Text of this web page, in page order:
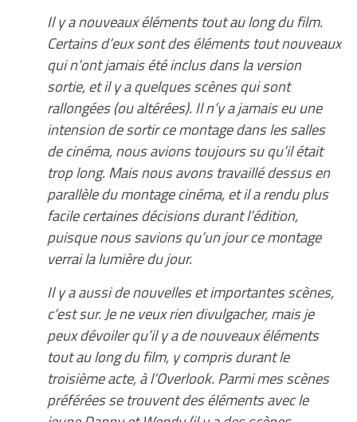
Il y a nouveaux éléments tout au long du film.
Certains d’eux sont des éléments tout nouveaux
qui n’ont jamais été inclus dans la version
sortie, et il y a quelques scènes qui sont
rallongées (ou altérées). Il n’y a jamais eu une
intension de sortir ce montage dans les salles
de cinéma, nous avions toujours su qu’il était
trop long. Mais nous avons travaillé dessus en
parallèle du montage cinéma, et il a rendu plus
facile certaines décisions durant l’édition,
puisque nous savions qu’un jour ce montage
verrai la lumière du jour.
Il y a aussi de nouvelles et importantes scènes,
c’est sur. Je ne veux rien divulgacher, mais je
peux dévoiler qu’il y a de nouveaux éléments
tout au long du film, y compris durant le
troisième acte, à l’Overlook. Parmi mes scènes
préférées se trouvent des éléments avec le